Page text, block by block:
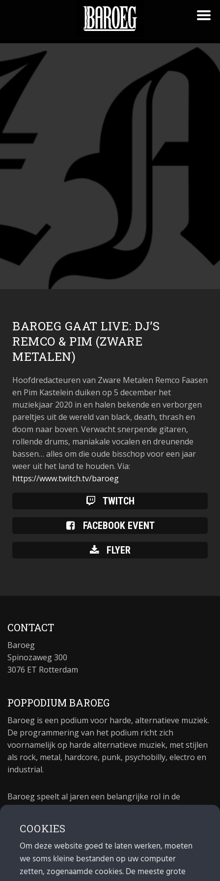
BAROEG GAAT LIVE: DJ’S
REMCO & PIM (ZWARE
METALEN)
Hoofdredacteuren van Zware Metalen Remco Faasen
en Pim Kastelein duiken op 5 december het
muziekjaar 2020 in en halen bekende en verborgen
pareltjes uit de wereld van black, death, thrash en
doom naar boven. Verwacht snerpende gitaren,
rollende drums, maniakale vocalen en dreunende
bassen… alles om die oude bisschop voor een jaar
weer uit het land te houden. Via:
https://www.twitch.tv/baroeg
TWITCH
FACEBOOK EVENT
FLYER
CONTACT
Baroeg
Spinozaweg 300
3076 ET Rotterdam
POPPODIUM BAROEG
Baroeg is een podium voor harde, alternatieve muziek.
De programmering van het podium richt zich
voornamelijk op harde alternatieve muziek, met stijlen
als rock, metal, hardcore, punk, psychobilly, electro en
industrial.
Baroeg speelt al jaren een belangrijke rol in de
poppodium 40 jaar.
MAIL
COOKIES
Om deze website goed te laten werken, moeten
we soms kleine bestanden op uw computer
zetten, zogenaamde cookies. De meeste grote